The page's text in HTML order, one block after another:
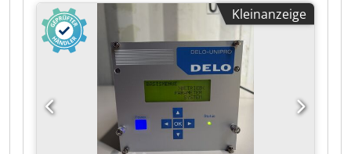
und Versand bitte separat anfragen!
ATTENTION: Please inquire for charges for
packing and transport separately! Cjdjzr Ddhspfx
Kleinanzeige